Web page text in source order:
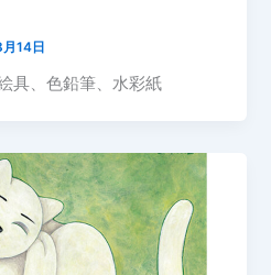
14日
具、色鉛筆、水彩紙